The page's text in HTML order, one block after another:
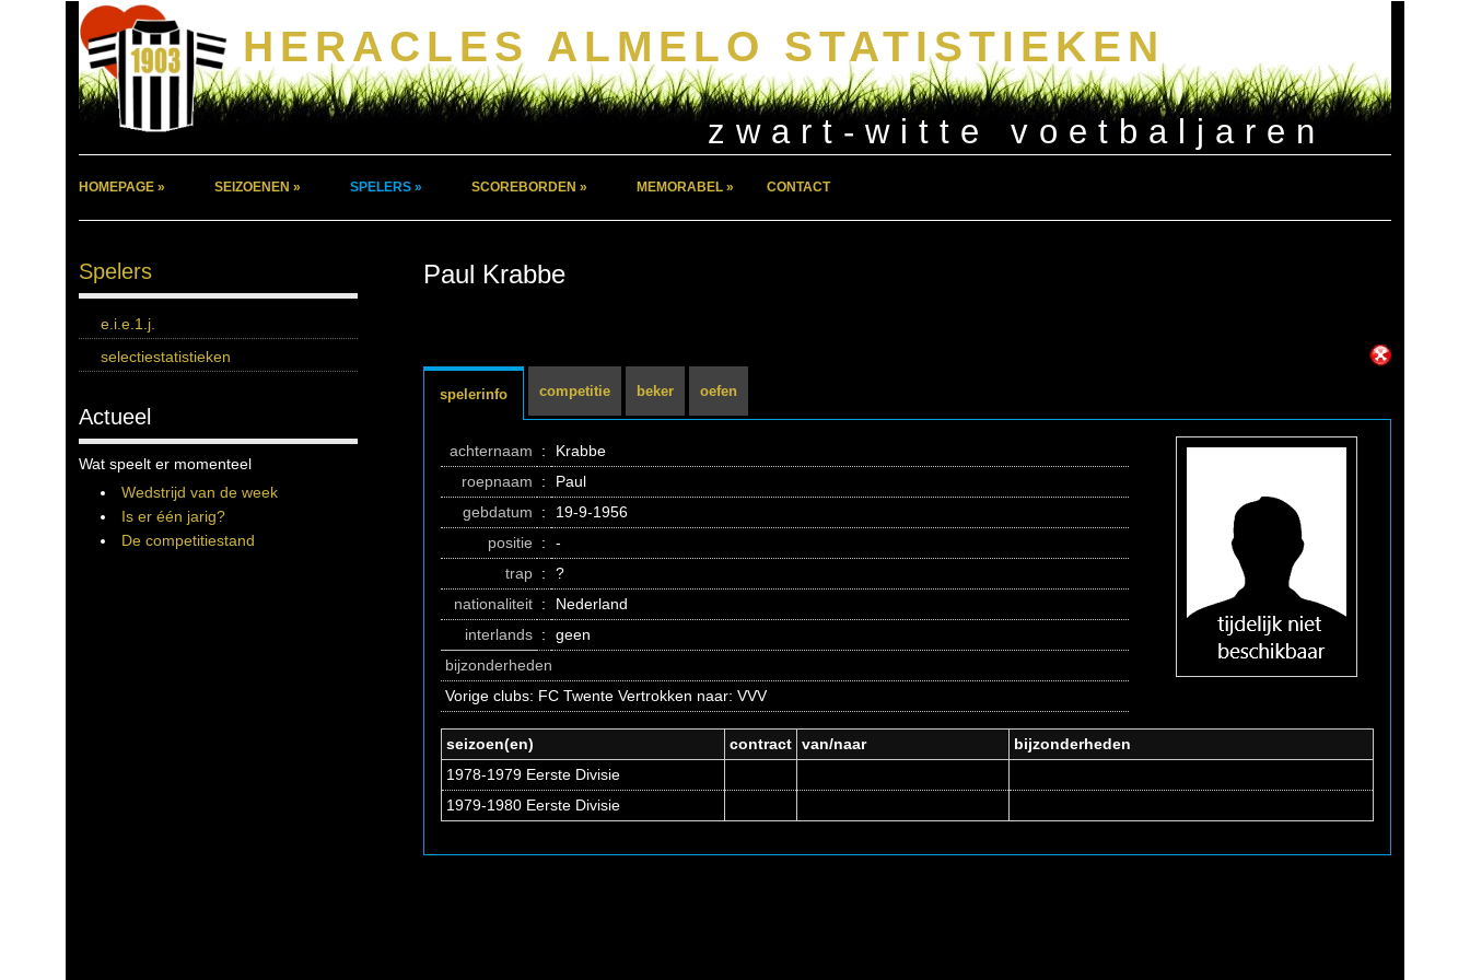
HERACLES ALMELO STATISTIEKEN
zwart-witte voetbaljaren
HOMEPAGE » SEIZOENEN » SPELERS » SCOREBORDEN » MEMORABEL » CONTACT
Spelers
e.i.e.1.j.
selectiestatistieken
Actueel
Wat speelt er momenteel
Wedstrijd van de week
Is er één jarig?
De competitiestand
Paul Krabbe
spelerinfo competitie beker oefen
achternaam :
Krabbe
roepnaam
:
Paul
gebdatum
:
19-9-1956
positie :
-
trap :
?
nationaliteit :
Nederland
interlands :
geen
bijzonderheden
Vorige clubs: FC Twente Vertrokken naar: VVV
seizoen(en) contract van/naar
bijzonderheden
1978-1979 Eerste Divisie
1979-1980 Eerste Divisie